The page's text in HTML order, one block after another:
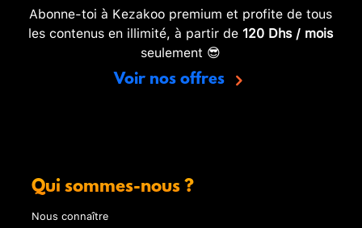
Abonne-toi à Kezakoo premium et profite de tous
les contenus en illimité, à partir de 120 Dhs / mois
seulement 😎
Voir nos offres
Qui sommes-nous ?
Nous connaître